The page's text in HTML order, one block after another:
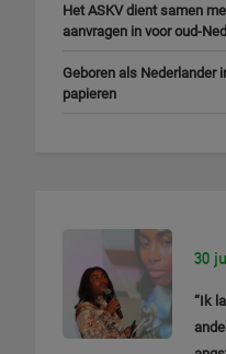
Het ASKV dient samen
aanvragen in voor oud-
Geboren als Nederlander
papieren
30
“Ik